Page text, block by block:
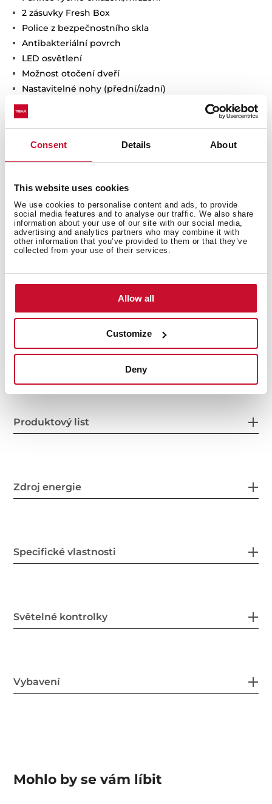
Consent Details About
This website uses cookies
We use cookies to personalise content and ads, to provide
social media features and to analyse our traffic. We also share
information about your use of our site with our social media,
advertising and analytics partners who may combine it with
other information that you’ve provided to them or that they’ve
collected from your use of their services.
Allow all
Customize
Deny
2 zásuvky Fresh Box
Police z bezpečnostního skla
Antibakteriální povrch
LED osvětlení
Možnost otočení dveří
Nastavitelné nohy (přední/zadní)
Hlučnost 41 dB
Objem: chladnička 224 l, mraznička 78 l
Dostupnost 12/2024
Celkové rozměry
Produktový list
Zdroj energie
Specifické vlastnosti
Světelné kontrolky
Vybavení
Mohlo by se vám líbit